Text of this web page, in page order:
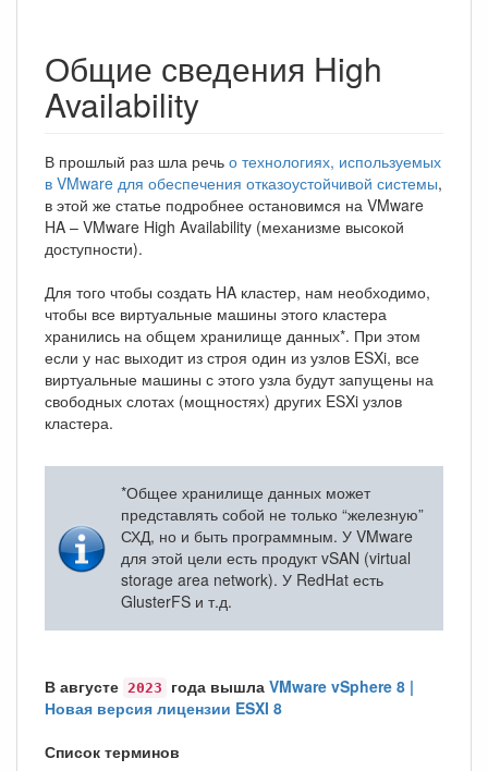
Общие сведения High
Availability
В прошлый раз шла речь о технологиях, используемых
в VMware для обеспечения отказоустойчивой системы,
в этой же статье подробнее остановимся на VMware
HA – VMware High Availability (механизме высокой
доступности).
Для того чтобы создать HA кластер, нам необходимо,
чтобы все виртуальные машины этого кластера
хранились на общем хранилище данных*. При этом
если у нас выходит из строя один из узлов ESXi, все
виртуальные машины с этого узла будут запущены на
свободных слотах (мощностях) других ESXi узлов
кластера.
*Общее хранилище данных может
представлять собой не только “железную”
СХД, но и быть программным. У VMware
для этой цели есть продукт vSAN (virtual
storage area network). У RedHat есть
GlusterFS и т.д.
В августе 2023 года вышла VMware vSphere 8 |
Новая версия лицензии ESXI 8
Список терминов